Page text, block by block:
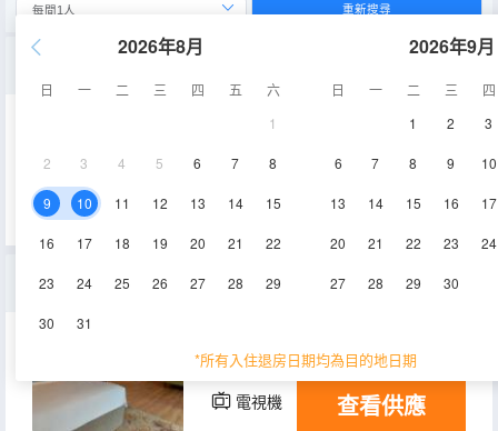
2026年8月
日 一 二 三 四 五
六
1
2 3 4 5 6 7 8
9 10 11 12 13 14 15
16 17 18 19 20 21 22
23 24 25 26 27 28 29
30 31
2026年9月
日 一 二 三
四
1
2 3
6 7 8 9 10
13 14 15 16 17
20 21 22 23 24
27 28 29 30
*所有入住退房日期均為目的地日期
重新搜尋
空調
豪華花園房
100-129㎡ 1-8層
電視機 查看供應